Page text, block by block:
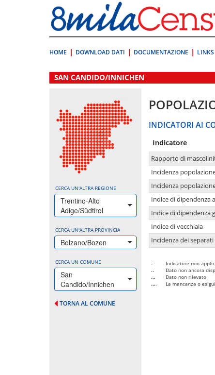
direttamente
a:
Contenuto
HOME DOWNLOAD DATI DOCUMENTAZIONE
.
SAN CANDIDO/INNICHEN
CERCA UN'ALTRA REGIONE
Trentino-Alto
Adige/Südtirol
CERCA UN'ALTRA PROVINCIA
Bolzano/Bozen
CERCA UN COMUNE
San
Candido/Innichen
TORNA AL COMUNE
INDICATORI AI
Indicatore
Rapporto di
Incidenza
Incidenza
Indice di dipendenza
Indice di dipendenza
Indice di vecchiaia
Incidenza dei
-
Indicatore non
..
Dato non ancora
...
Dato non rilevato
....
La mancanza o